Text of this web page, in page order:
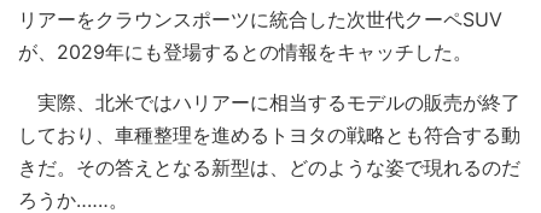
リアーをクラウンスポーツに統合した次世代クーペSUV
が、2029年にも登場するとの情報をキャッチした。
実際、北米ではハリアーに相当するモデルの販売が終了
しており、車種整理を進めるトヨタの戦略とも符合する動
きだ。その答えとなる新型は、どのような姿で現れるのだ
ろうか‥‥‥。